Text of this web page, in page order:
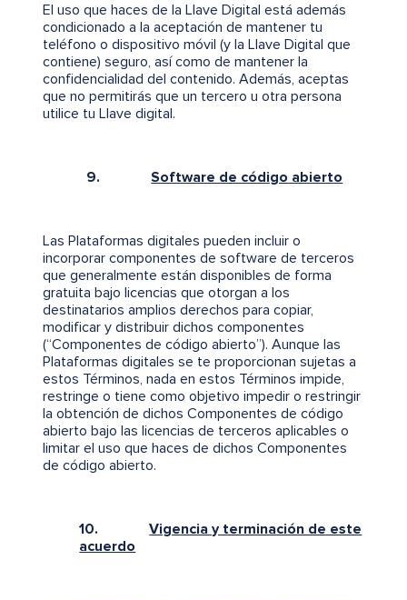
El uso que haces de la Llave Digital está además
condicionado a la aceptación de mantener tu
teléfono o dispositivo móvil (y la Llave Digital que
contiene) seguro, así como de mantener la
confidencialidad del contenido. Además, aceptas
que no permitirás que un tercero u otra persona
utilice tu Llave digital.
9.Software de código abierto
Las Plataformas digitales pueden incluir o
incorporar componentes de software de terceros
que generalmente están disponibles de forma
gratuita bajo licencias que otorgan a los
destinatarios amplios derechos para copiar,
modificar y distribuir dichos componentes
(“Componentes de código abierto”). Aunque las
Plataformas digitales se te proporcionan sujetas a
estos Términos, nada en estos Términos impide,
restringe o tiene como objetivo impedir o restringir
la obtención de dichos Componentes de código
abierto bajo las licencias de terceros aplicables o
limitar el uso que haces de dichos Componentes
de código abierto.
10.Vigencia y terminación de este
acuerdo